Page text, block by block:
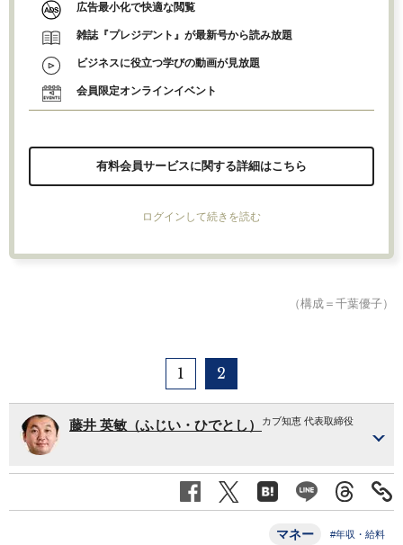
広告最小化で快適な閲覧
雑誌『プレジデント』が最新号から読み放題
ビジネスに役立つ学びの動画が見放題
会員限定オンラインイベント
有料会員サービスに関する詳細はこちら
ログインして続きを読む
（構成＝千葉優子）
1 2
藤井 英敏（ふじい・ひでとし） カブ知恵 代表取締役
マネー #年収・給料